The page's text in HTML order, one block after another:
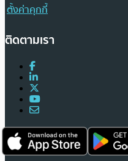
ตั้งค่าคุกกี้
ติดตามเรา